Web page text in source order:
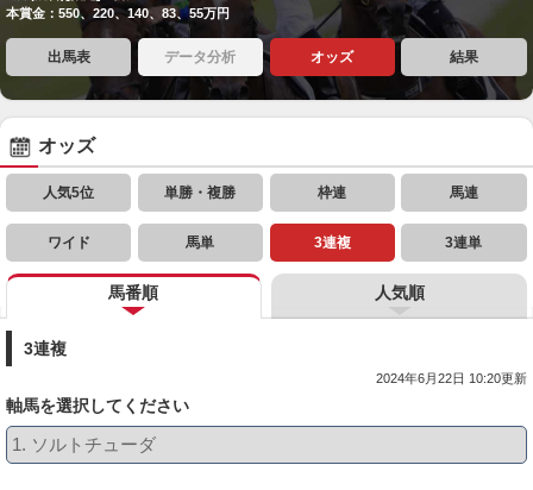
本賞金：550、220、140、83、55万円
出馬表 データ分析 オッズ 結果
オッズ
人気5位 単勝・複勝 枠連 馬連
ワイド 馬単 3連複 3連単
馬番順 人気順
3連複
2024年6月22日 10:20更新
軸馬を選択してください